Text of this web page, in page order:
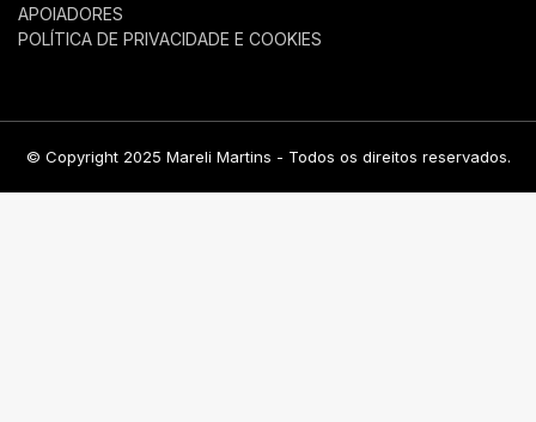
APOIADORES
POLÍTICA DE PRIVACIDADE E COOKIES
© Copyright 2025 Mareli Martins - Todos os direitos reservados.